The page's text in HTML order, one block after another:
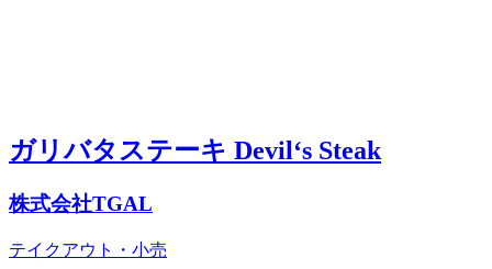
ガリバタステーキ Devil‘s Steak
株式会社TGAL
テイクアウト・小売